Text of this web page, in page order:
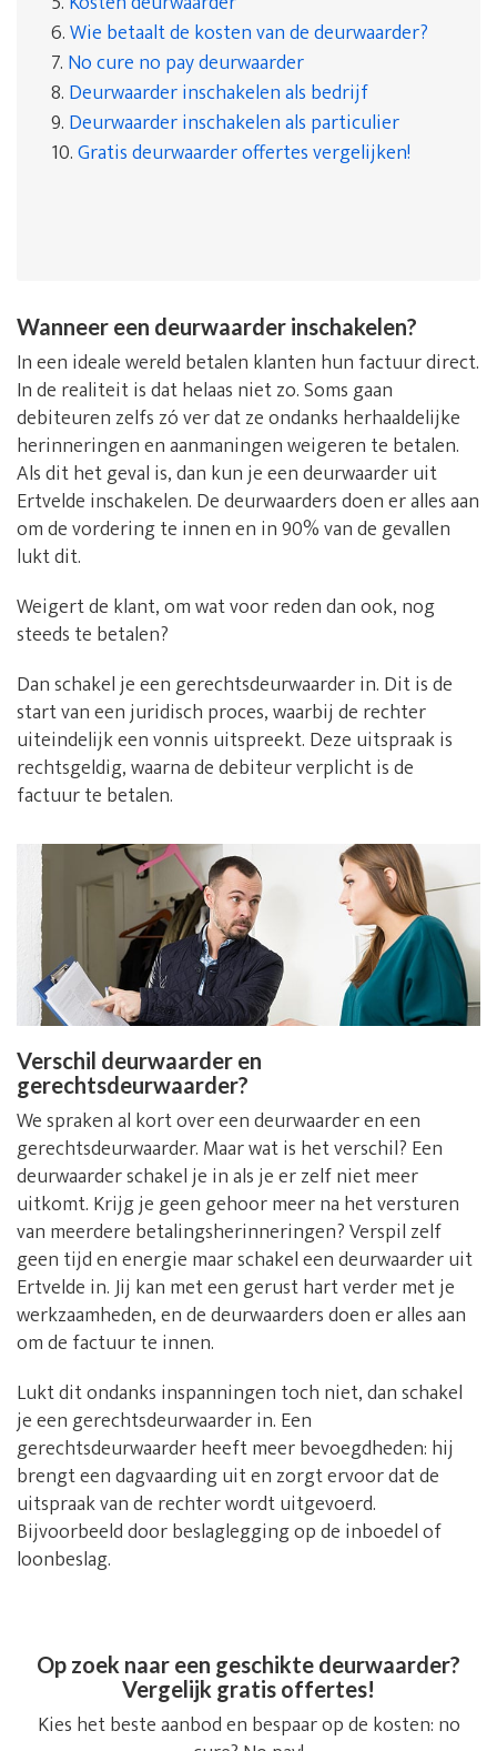
6.Wie betaalt de kosten van de deurwaarder?
7. No cure no pay deurwaarder
8. Deurwaarder inschakelen als bedrijf
9. Deurwaarder inschakelen als particulier
10.Gratis deurwaarder offertes vergelijken!
Wanneer een deurwaarder inschakelen?
In een ideale wereld betalen klanten hun factuur direct.
In de realiteit is dat helaas niet zo. Soms gaan
debiteuren zelfs zó ver dat ze ondanks herhaaldelijke
herinneringen en aanmaningen weigeren te betalen.
Als dit het geval is, dan kun je een deurwaarder uit
Ertvelde inschakelen. De deurwaarders doen er alles aan
om de vordering te innen en in 90% van de gevallen
lukt dit.
Weigert de klant, om wat voor reden dan ook, nog
steeds te betalen?
Dan schakel je een gerechtsdeurwaarder in. Dit is de
start van een juridisch proces, waarbij de rechter
uiteindelijk een vonnis uitspreekt. Deze uitspraak is
rechtsgeldig, waarna de debiteur verplicht is de
factuur te betalen.
Verschil deurwaarder en
gerechtsdeurwaarder?
We spraken al kort over een deurwaarder en een
gerechtsdeurwaarder. Maar wat is het verschil? Een
deurwaarder schakel je in als je er zelf niet meer
uitkomt. Krijg je geen gehoor meer na het versturen
van meerdere betalingsherinneringen? Verspil zelf
geen tijd en energie maar schakel een deurwaarder uit
Ertvelde in. Jij kan met een gerust hart verder met je
werkzaamheden, en de deurwaarders doen er alles aan
om de factuur te innen.
Lukt dit ondanks inspanningen toch niet, dan schakel
je een gerechtsdeurwaarder in. Een
gerechtsdeurwaarder heeft meer bevoegdheden: hij
brengt een dagvaarding uit en zorgt ervoor dat de
uitspraak van de rechter wordt uitgevoerd.
Bijvoorbeeld door beslaglegging op de inboedel of
loonbeslag.
Op zoek naar een geschikte deurwaarder?
Vergelijk gratis offertes!
Kies het beste aanbod en bespaar op de kosten: no